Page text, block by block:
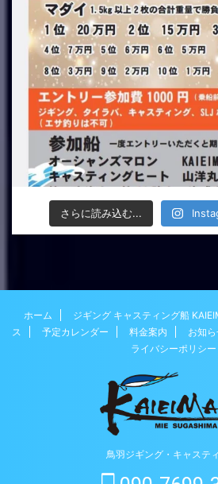
さらに読み込む...
ホーム ジギング キャスティング船
ス
予定カレンダー 料金案内 お知
ライバシーポリシー
鳥羽ジギング・キャステ